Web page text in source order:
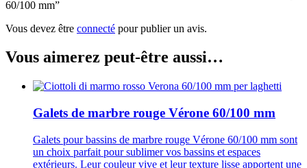
60/100 mm”
Vous devez être connecté pour publier un avis.
Vous aimerez peut-être aussi…
Galets de marbre rouge Vérone 60/100 mm
Galets pour bassins de marbre rouge Vérone 60/100 mm sont
un choix parfait pour sublimer vos bassins et espaces
extérieurs. Leur couleur vive et leur texture lisse apportent une